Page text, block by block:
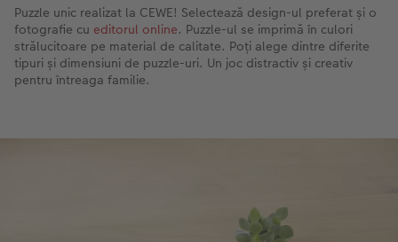
Puzzle unic realizat la CEWE! Selectează design-ul preferat și o
fotografie cu editorul online. Puzzle-ul se imprimă în culori
strălucitoare pe material de calitate. Poți alege dintre diferite
tipuri și dimensiuni de puzzle-uri. Un joc distractiv și creativ
pentru întreaga familie.